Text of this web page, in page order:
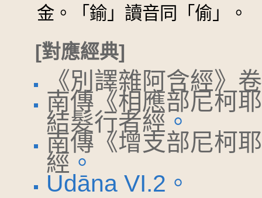
金。「鍮」讀音同「偷」。
[對應經典]
《別譯雜阿含經》
南傳《相應部尼柯
結髮行者經 。
南傳《增支部尼柯
經 。
Udāna VI.2。